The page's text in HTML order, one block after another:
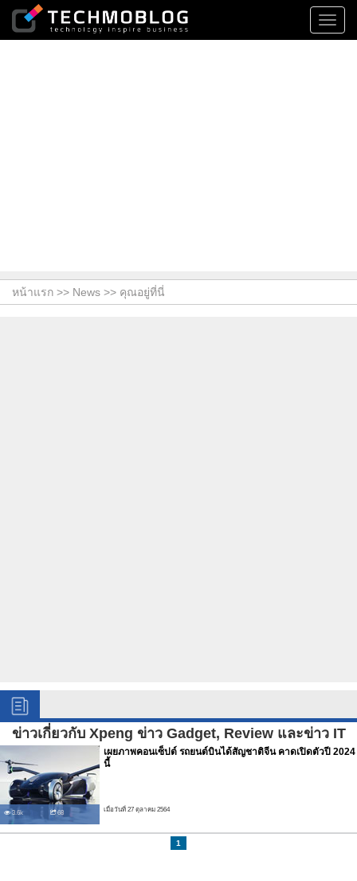
หน้าแรก >> News >> คุณอยู่ที่นี่
ข่าวเกี่ยวกับ Xpeng ข่าว Gadget, Review และข่าว IT
3.6k 68
เผยภาพคอนเซ็ปต์ รถยนต์บินได้สัญชาติจีน คาดเปิดตัวปี 2024
นี้
เมื่อวันที่ 27 ตุลาคม 2564
1